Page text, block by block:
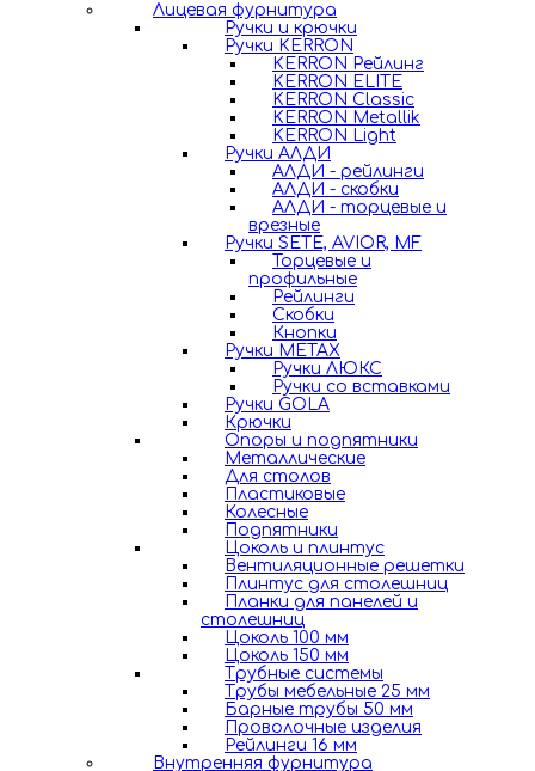
Лицевая фурнитура
Ручки и крючки
Ручки KERRON
KERRON Рейлинг
KERRON ELITE
KERRON Classic
KERRON Metallik
KERRON Light
Ручки АЛДИ
АЛДИ - рейлинги
АЛДИ - скобки
АЛДИ - торцевые и
врезные
Ручки SETE, AVIOR, MF
Торцевые и
профильные
Рейлинги
Скобки
Кнопки
Ручки METAX
Ручки ЛЮКС
Ручки со вставками
Ручки GOLA
Крючки
Опоры и подпятники
Металлические
Для столов
Пластиковые
Колесные
Подпятники
Цоколь и плинтус
Вентиляционные решетки
Плинтус для столешниц
Планки для панелей и
столешниц
Цоколь 100 мм
Цоколь 150 мм
Трубные системы
Трубы мебельные 25 мм
Барные трубы 50 мм
Проволочные изделия
Рейлинги 16 мм
Внутренняя фурнитура